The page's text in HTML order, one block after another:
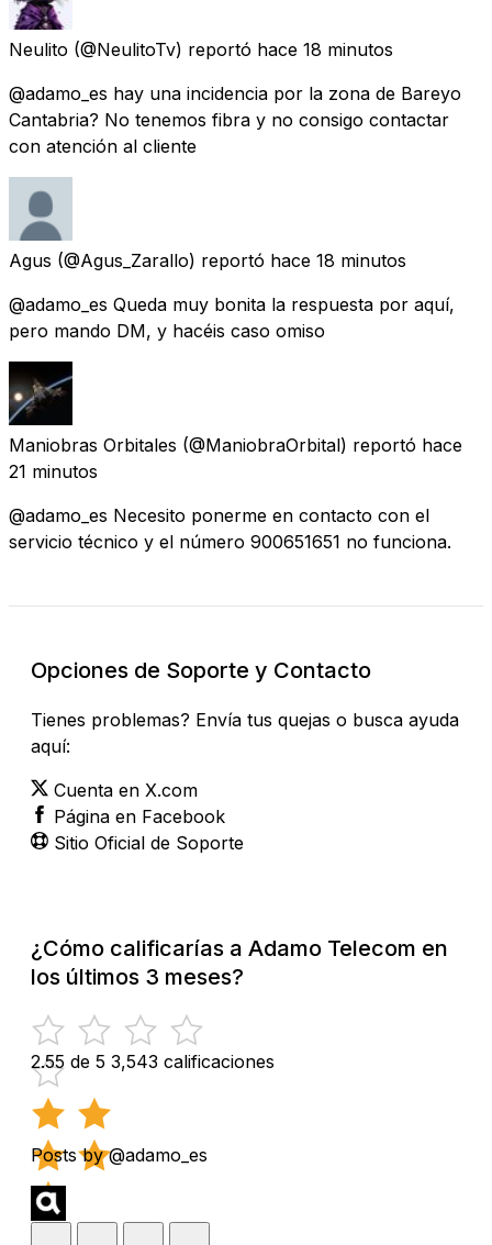
Neulito (@NeulitoTv) reportó hace 18 minutos
@adamo_es hay una incidencia por la zona de Bareyo
Cantabria? No tenemos fibra y no consigo contactar
con atención al cliente
Agus (@Agus_Zarallo) reportó hace 18 minutos
@adamo_es Queda muy bonita la respuesta por aquí,
pero mando DM, y hacéis caso omiso
Maniobras Orbitales (@ManiobraOrbital) reportó hace
21 minutos
@adamo_es Necesito ponerme en contacto con el
servicio técnico y el número 900651651 no funciona.
Opciones de Soporte y Contacto
Tienes problemas? Envía tus quejas o busca ayuda
aquí:
Cuenta en X.com
Página en Facebook
Sitio Oficial de Soporte
¿Cómo calificarías a Adamo Telecom en
los últimos 3 meses?
2.55 de 5 3,543 calificaciones
Posts by @adamo_es